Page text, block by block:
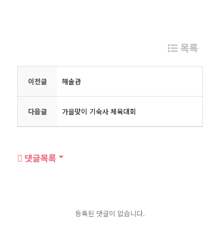
목록
이전글 해솔관
다음글 가을맞이 기숙사 체육대회
댓글목록
등록된 댓글이 없습니다.